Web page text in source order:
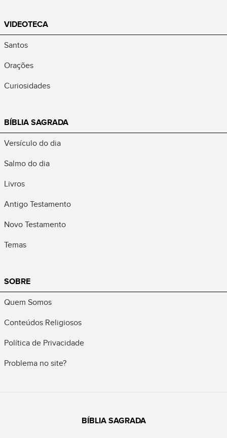
VIDEOTECA
Santos
Orações
Curiosidades
BÍBLIA SAGRADA
Versículo do dia
Salmo do dia
Livros
Antigo Testamento
Novo Testamento
Temas
SOBRE
Quem Somos
Conteúdos Religiosos
Política de Privacidade
Problema no site?
BÍBLIA SAGRADA